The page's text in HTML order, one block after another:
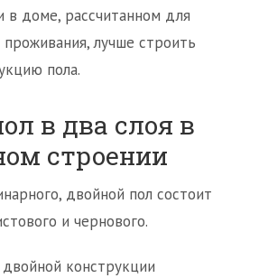
в доме, рассчитанном для
проживания, лучше строить
пола.
в два слоя в
строении
двойной пол состоит
и чернового.
конструкции